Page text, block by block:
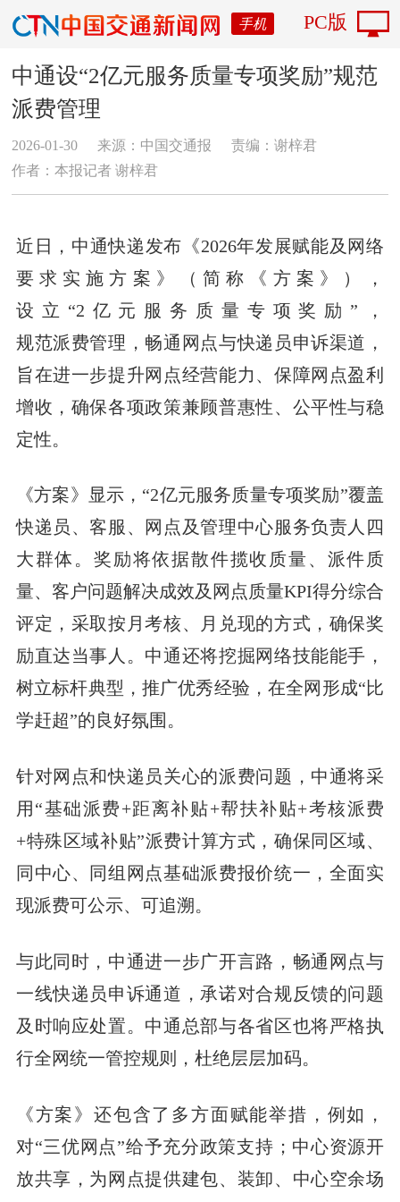
手机 PC版
中通设“2亿元服务质量专项奖励”规范
派费管理
2026-01-30 来源：中国交通报
责编：谢梓君
作者：本报记者 谢梓君
近日，中通快递发布《2026年发展赋能及网络
要求实施方案》（简称《方案》），
设立“2亿元服务质量专项奖励”，
规范派费管理，畅通网点与快递员申诉渠道，
旨在进一步提升网点经营能力、保障网点盈利
增收，确保各项政策兼顾普惠性、公平性与稳
定性。
《方案》显示，“2亿元服务质量专项奖励”覆盖
快递员、客服、网点及管理中心服务负责人四
大群体。奖励将依据散件揽收质量、派件质
量、客户问题解决成效及网点质量KPI得分综合
评定，采取按月考核、月兑现的方式，确保奖
励直达当事人。中通还将挖掘网络技能能手，
树立标杆典型，推广优秀经验，在全网形成“比
学赶超”的良好氛围。
针对网点和快递员关心的派费问题，中通将采
用“基础派费+距离补贴+帮扶补贴+考核派费
+特殊区域补贴”派费计算方式，确保同区域、
同中心、同组网点基础派费报价统一，全面实
现派费可公示、可追溯。
与此同时，中通进一步广开言路，畅通网点与
一线快递员申诉通道，承诺对合规反馈的问题
及时响应处置。中通总部与各省区也将严格执
行全网统一管控规则，杜绝层层加码。
《方案》还包含了多方面赋能举措，例如，
对“三优网点”给予充分政策支持；中心资源开
放共享，为网点提供建包、装卸、中心空余场